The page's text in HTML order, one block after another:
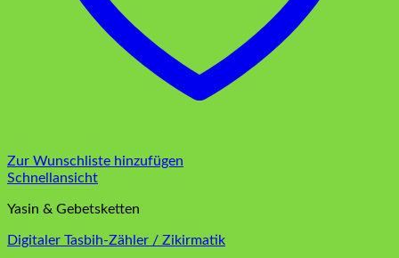
Zur Wunschliste hinzufügen
Schnellansicht
Yasin & Gebetsketten
Digitaler Tasbih-Zähler / Zikirmatik